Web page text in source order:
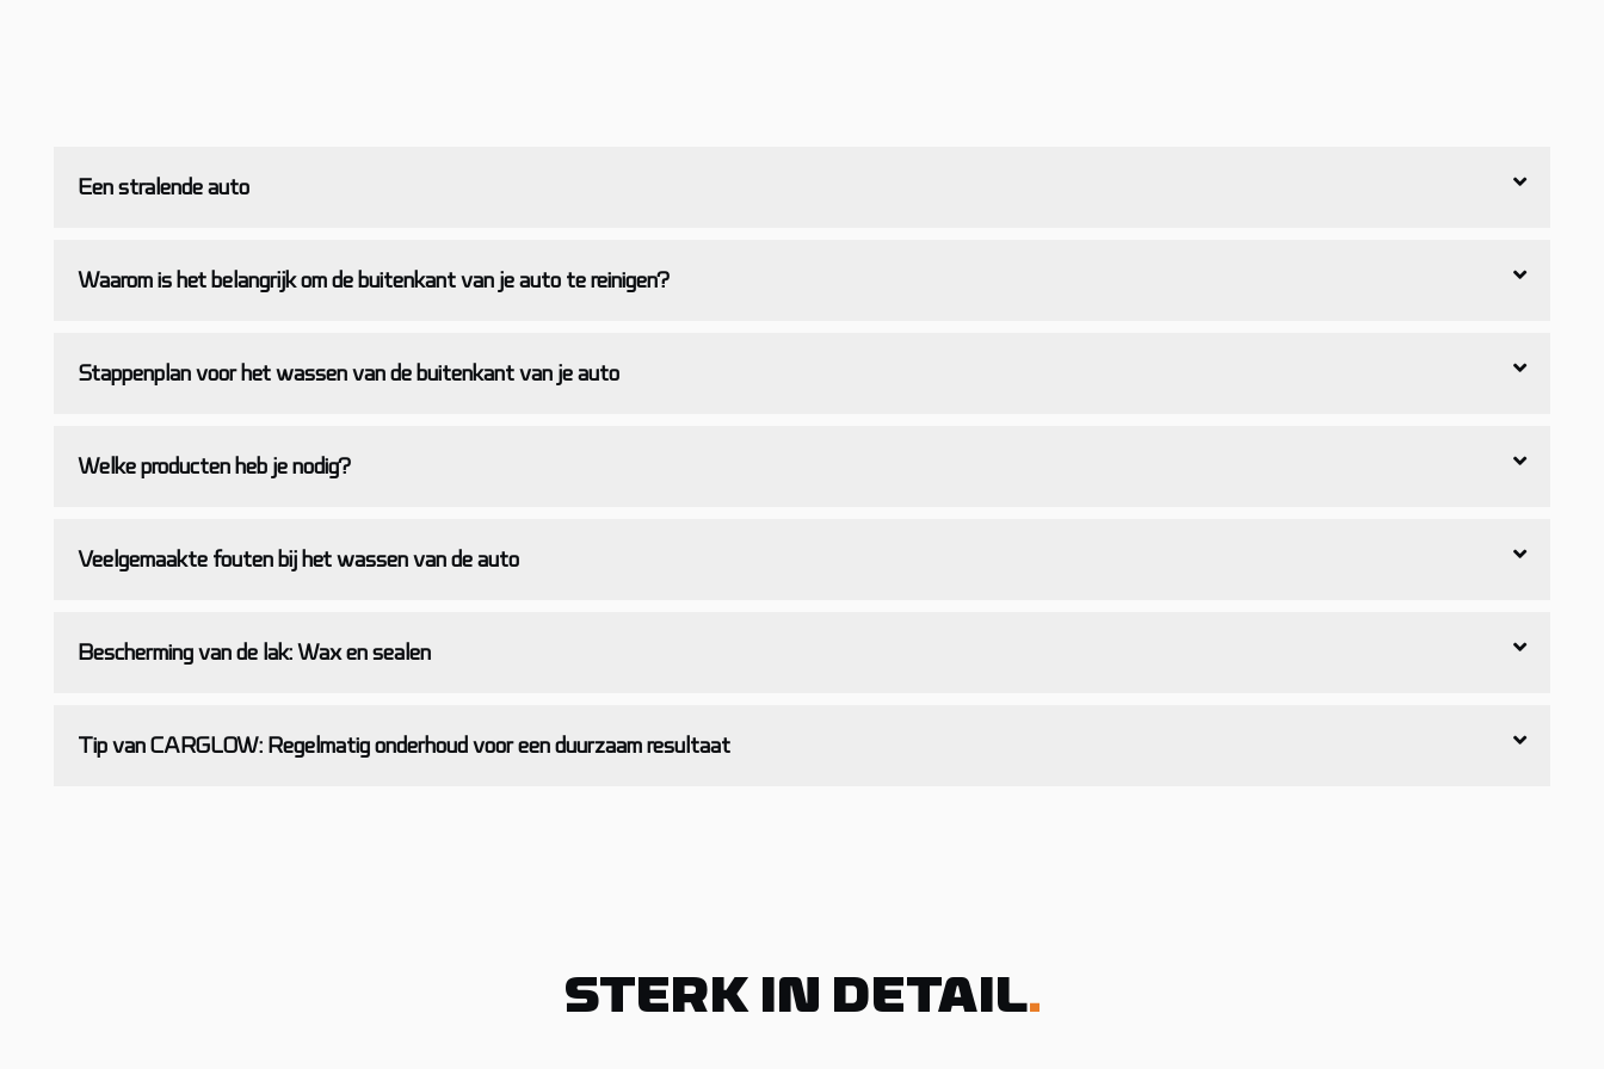
Een stralende auto
Waarom is het belangrijk om de buitenkant van je auto te reinigen?
Stappenplan voor het wassen van de buitenkant van je auto
Welke producten heb je nodig?
Veelgemaakte fouten bij het wassen van de auto
Bescherming van de lak: Wax en sealen
Tip van CARGLOW: Regelmatig onderhoud voor een duurzaam resultaat
STERK IN DETAIL.